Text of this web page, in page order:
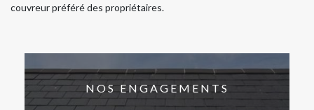
couvreur préféré des propriétaires.
NOS ENGAGEMENTS